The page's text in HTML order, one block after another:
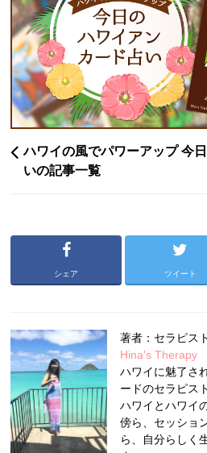
ハワイの風でパワーアップ 今
いの記事一覧
シェア ツイート
著者：セラピス
Hina's Therapy
ハワイに魅了さ
ードのセラピス
ハワイとハワイ
傍ら、セッショ
ら、自分らしく